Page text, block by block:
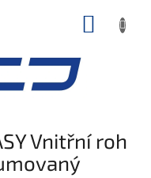
Vnitřní roh